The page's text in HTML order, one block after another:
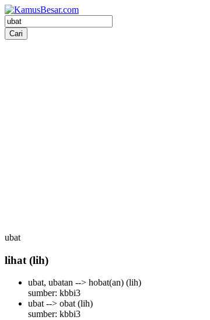
ubat
lihat (lih)
ubat, ubatan --> hobat(an) (lih)
sumber: kbbi3
ubat --> obat (lih)
sumber: kbbi3